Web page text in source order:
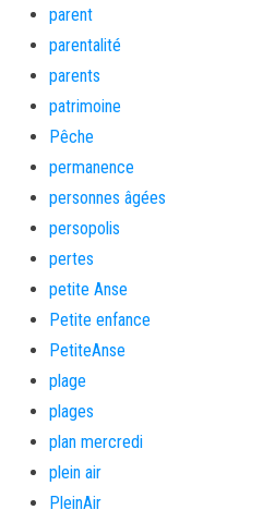
parent
parentalité
parents
patrimoine
Pêche
permanence
personnes âgées
persopolis
pertes
petite Anse
Petite enfance
PetiteAnse
plage
plages
plan mercredi
plein air
PleinAir